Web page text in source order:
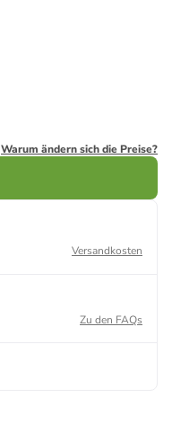
Warum ändern sich die Preise?
Versandkosten
Zu den FAQs